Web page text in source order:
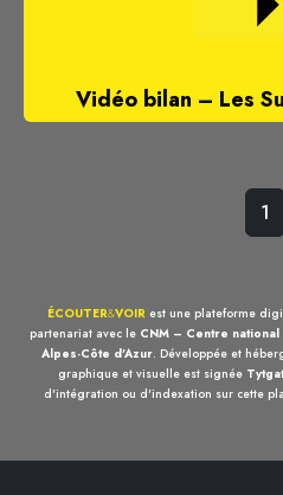
Vidéo bilan – Les
1
ÉCOUTER&VOIR est une plateforme
partenariat avec le CNM – Centre
Alpes-Côte d'Azur. Développée et
graphique et visuelle est signée Tytgat
d'intégration ou d'indexation sur cette